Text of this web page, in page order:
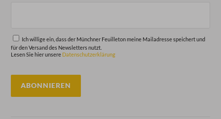
Ich willige ein, dass der Münchner Feuilleton meine Mailadresse speichert und
für den Versand des Newsletters nutzt.
Lesen Sie hier unsere Datenschutzerklärung